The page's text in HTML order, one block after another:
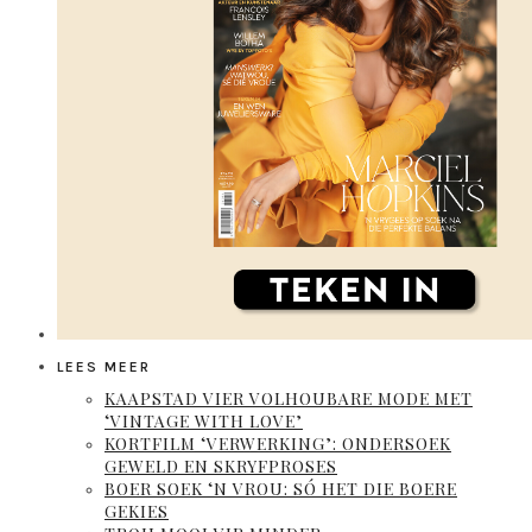
LEES MEER
KAAPSTAD VIER VOLHOUBARE MODE MET
‘VINTAGE WITH LOVE’
KORTFILM ‘VERWERKING’: ONDERSOEK
GEWELD EN SKRYFPROSES
BOER SOEK ‘N VROU: SÓ HET DIE BOERE
GEKIES